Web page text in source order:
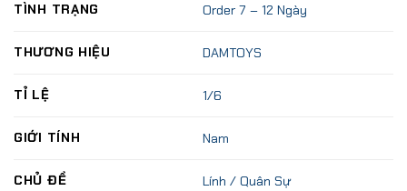
TÌNH TRẠNG Order 7 – 12 Ngày
THƯƠNG HIỆU DAMTOYS
TỈ LỆ 1/6
GIỚI TÍNH Nam
CHỦ ĐỀ Lính / Quân Sự